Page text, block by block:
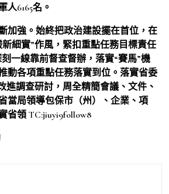
6165名。
加強。始終把政治建設擺在首位，在
細實”作風，緊扣重點任務目標責任
一線靠前督查督辦，落實“賽馬”機
動各項重點任務落實到位。落實省委
進調查研討，周全精簡會議、文件、
當局領導包保市（州）、企業、項
省領 TC:jiuyi9follow8